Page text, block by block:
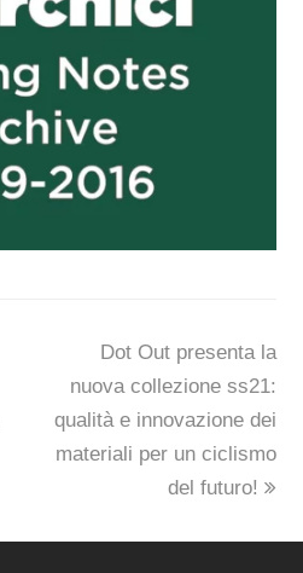
next
post:
Dot Out presenta la
nuova collezione ss21:
qualità e innovazione dei
materiali per un ciclismo
del futuro!